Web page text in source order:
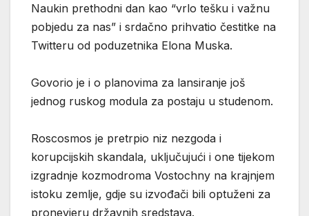
Naukin prethodni dan kao “vrlo tešku i važnu
pobjedu za nas” i srdačno prihvatio čestitke na
Twitteru od poduzetnika Elona Muska.
Govorio je i o planovima za lansiranje još
jednog ruskog modula za postaju u studenom.
Roscosmos je pretrpio niz nezgoda i
korupcijskih skandala, uključujući i one tijekom
izgradnje kozmodroma Vostochny na krajnjem
istoku zemlje, gdje su izvođači bili optuženi za
pronevjeru državnih sredstava.